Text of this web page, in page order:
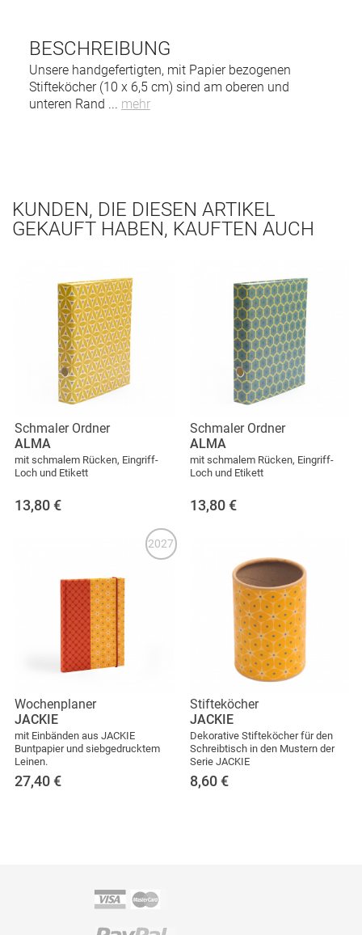
BESCHREIBUNG
Unsere handgefertigten, mit Papier bezogenen
Stifteköcher (10 x 6,5 cm) sind am oberen und
unteren Rand ... mehr
KUNDEN, DIE DIESEN ARTIKEL
GEKAUFT HABEN, KAUFTEN AUCH
Schmaler Ordner
ALMA
mit schmalem Rücken, Eingriff-
Loch und Etikett
13,80 €
Schmaler Ordner
ALMA
mit schmalem Rücken, Eingriff-
Loch und Etikett
13,80 €
Wochenplaner
JACKIE
mit Einbänden aus JACKIE
Buntpapier und siebgedrucktem
Leinen.
27,40 €
2027
Stifteköcher
JACKIE
Dekorative Stifteköcher für den
Schreibtisch in den Mustern der
Serie JACKIE
8,60 €